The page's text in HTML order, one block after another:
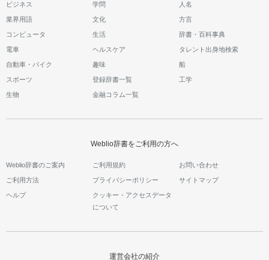
ビジネス 学問 人名
業界用語 文化 方言
コンピュータ 生活 辞書・百科事典
電車 ヘルスケア タレント出身地検索
自動車・バイク 趣味 船
スポーツ 登録辞書一覧 工学
生物 金融コラム一覧
Weblio辞書をご利用の方へ
Weblio辞書のご案内 ご利用規約 お問い合わせ
ご利用方法 プライバシーポリシー サイトマップ
ヘルプ
クッキー・アクセスデータ
について
運営会社の紹介